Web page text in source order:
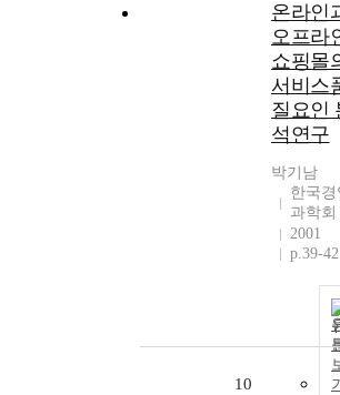
온라인
오프라
쇼핑몰
서비스
질요인
석연구
박기남
한국경
과학회
2001
p.39-42
10